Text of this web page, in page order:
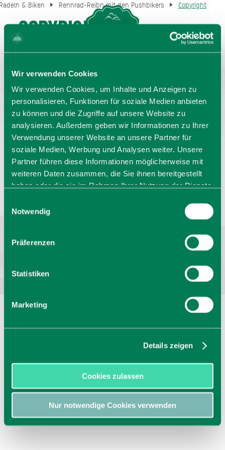
Wir verwenden Cookies
Wir verwenden Cookies, um Inhalte und Anzeigen zu
personalisieren, Funktionen für soziale Medien anbieten
zu können und die Zugriffe auf unsere Website zu
analysieren. Außerdem geben wir Informationen zu Ihrer
Verwendung unserer Website an unsere Partner für
soziale Medien, Werbung und Analysen weiter. Unsere
Partner führen diese Informationen möglicherweise mit
weiteren Daten zusammen, die Sie ihnen bereitgestellt
haben oder die sie im Rahmen Ihrer Nutzung der Dienste
Cookies, wenn Sie unsere Webseite weiterhin nutzen.
Notwendig
Präferenzen
Statistiken
Marketing
Details zeigen
Cookies zulassen
Nur notwendige Cookies verwenden
& Biken Rennrad-Reibn mit den Pushbikers Copyright
Copyright
Alle Fotos von der Tour:Urs Golling
Sprache wählen:DE EN IT
Prospekte
Kontakt
Bayern - traditionell anders
GASTGEBERSUCHE